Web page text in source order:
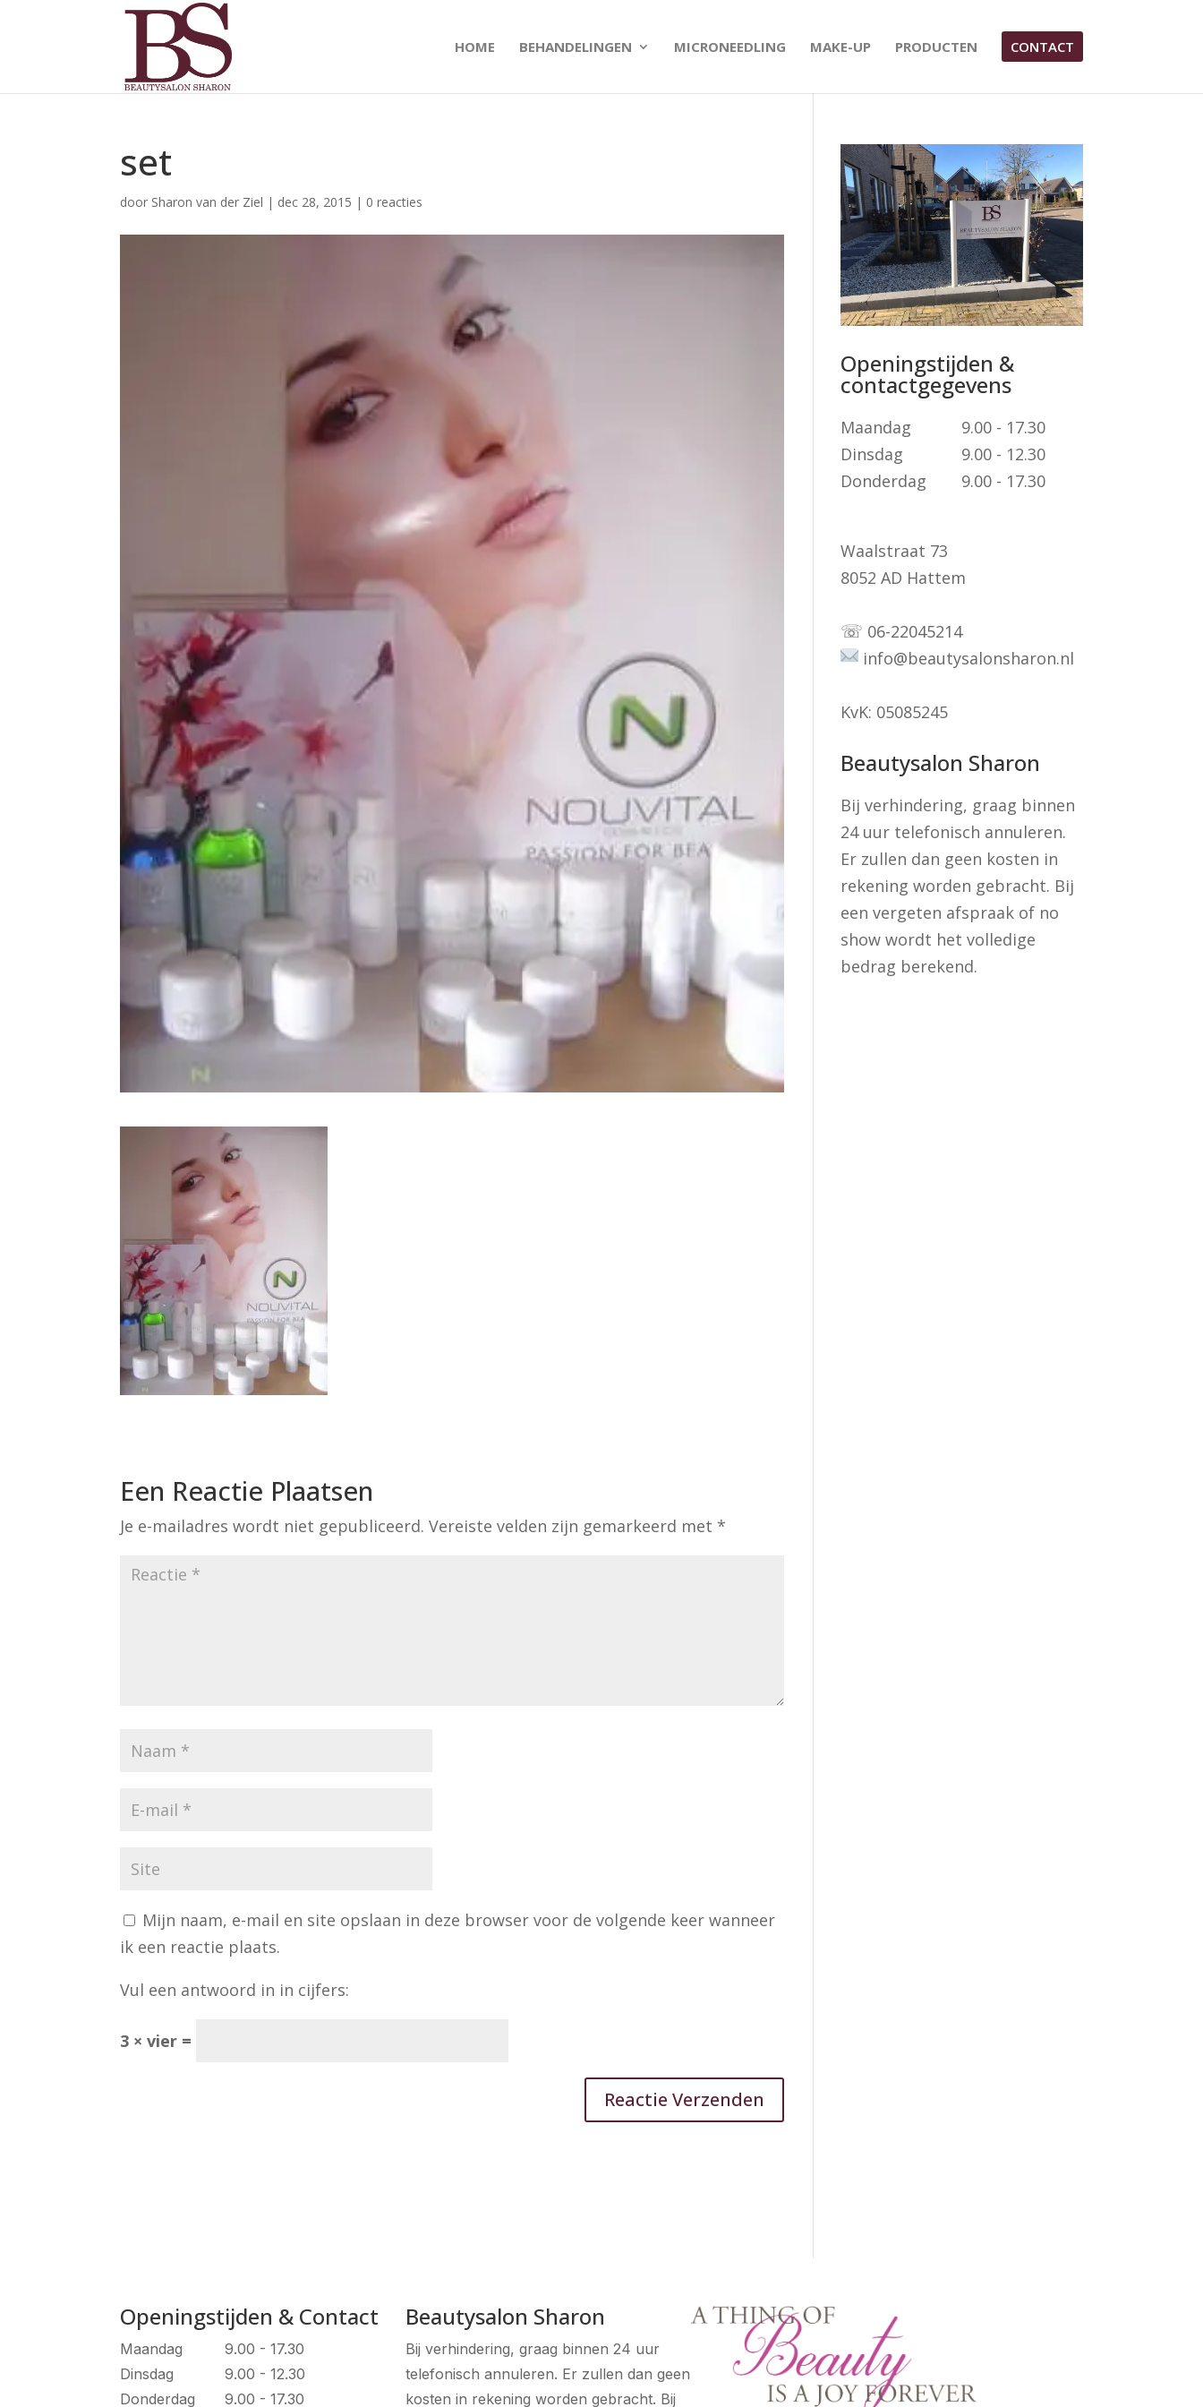
HOME BEHANDELINGEN MICRONEEDLING MAKE-UP PRODUCTEN CONTACT
set
door Sharon van der Ziel | dec 28, 2015 | 0 reacties
Een Reactie Plaatsen
Je e-mailadres wordt niet gepubliceerd. Vereiste velden zijn gemarkeerd met *
Mijn naam, e-mail en site opslaan in deze browser voor de volgende keer wanneer
ik een reactie plaats.
Vul een antwoord in in cijfers:
3 × vier =
Openingstijden &
contactgegevens
Maandag
Dinsdag
Donderdag
9.00 - 17.30
9.00 - 12.30
9.00 - 17.30
Waalstraat 73
8052 AD Hattem
☏ 06-22045214
info@beautysalonsharon.nl
KvK: 05085245
Beautysalon Sharon
Bij verhindering, graag binnen
24 uur telefonisch annuleren.
Er zullen dan geen kosten in
rekening worden gebracht. Bij
een vergeten afspraak of no
show wordt het volledige
bedrag berekend.
Openingstijden & Contact
Maandag
Dinsdag
Donderdag
9.00 - 17.30
9.00 - 12.30
9.00 - 17.30
Beautysalon Sharon
Bij verhindering, graag binnen 24 uur
telefonisch annuleren. Er zullen dan geen
kosten in rekening worden gebracht. Bij